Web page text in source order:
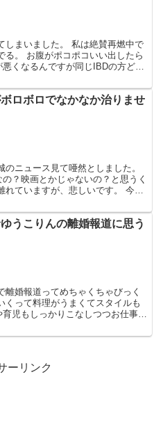
しまいました。 私は絶賛再燃中で
る。 お腹がポコポコいい出したら
くなるんですが同じIBDの方どう
ロボロでなかなか治りませ
ニュース見て唖然としました。
？映画とかじゃないの？と思うく
ていますが、悲しいです。 今後
うこりんの離婚報道に思う
婚報道ってめちゃくちゃびっく
くって料理がうまくてスタイルも
児もしっかりこなしつつお仕事し
ーリンク